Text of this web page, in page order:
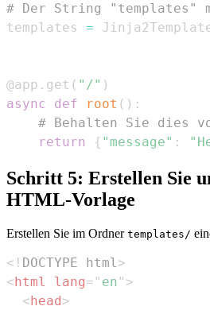
# Der String "templates"
templates =
@app . get ( "/" )
async
def root ( ) :
# Behalten Sie dies
return
{ "message" :
Schritt 5: Erstellen Sie
HTML-Vorlage
Erstellen Sie im Ordner templates/
<! DOCTYPE html>
< html lang= " en " >
< head >